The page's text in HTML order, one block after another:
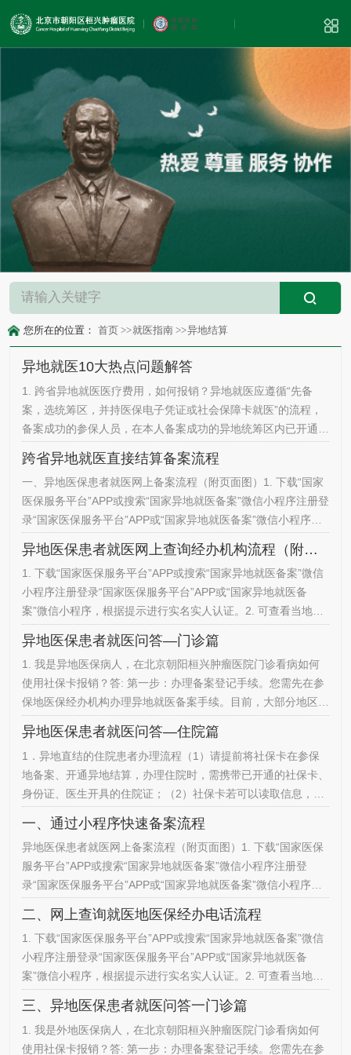
您所在的位置： 首页 >>就医指南 >>异地结算
异地就医10大热点问题解答
1. 跨省异地就医医疗费用，如何报销？异地就医应遵循“先备
案，选统筹区，并持医保电子凭证或社会保障卡就医”的流程，
备案成功的参保人员，在本人备案成功的异地统筹区内已开通跨
保电子凭证或社会保障卡直接结算费用。2. 参保人员如何办理
异地就医备案？参保人员跨省异地就医前，需办理跨省异地就医
备案。备案手续可通过国家医保服务平台APP、国家异地就医备
案小程序或…
跨省异地就医直接结算备案流程
一、异地医保患者就医网上备案流程（附页面图）1. 下载“国家
医保服务平台”APP或搜索“国家异地就医备案”微信小程序注册登
录“国家医保服务平台”APP或“国家异地就医备案”微信小程序，
询打开“国家医保服务平台”APP或“国家异地就医备案”微信小程
序，点击首页在线办理下的“异地备案”进入“异地备案”页面，点
击“异地就医备案操作指南”查询备案流程。3. 跨省异地…
异地医保患者就医网上查询经办机构流程（附页面图）
1. 下载“国家医保服务平台”APP或搜索“国家异地就医备案”微信
小程序注册登录“国家医保服务平台”APP或“国家异地就医备
案”微信小程序，根据提示进行实名实人认证。2. 可查看当地医
异地医保患者就医问答—门诊篇
1. 我是异地医保病人，在北京朝阳桓兴肿瘤医院门诊看病如何
使用社保卡报销？答: 第一步：办理备案登记手续。您需先在参
保地医保经办机构办理异地就医备案手续。目前，大部分地区已
APP”、各地微信公众号、小程序等线上渠道办理备案手续，具
体方式请您咨询参保地医保经办机构。第二步：预约挂号微信公
众号关注“北京朝阳桓兴肿瘤医院医院”预约我院门诊号源。第三
步：取号…
异地医保患者就医问答—住院篇
1．异地直结的住院患者办理流程（1）请提前将社保卡在参保
地备案、开通异地结算，办理住院时，需携带已开通的社保卡、
身份证、医生开具的住院证；（2）社保卡若可以读取信息，按
自费身份进行住院登记，住院期间备案成功后携带社保卡到住院
收费处进行医保登记更改费别。如已出院则无法更改费别，只能
全额结算联系参保地回当地手工报销。2．住院费用手工报销需
要准备哪些资料…
一、通过小程序快速备案流程
异地医保患者就医网上备案流程（附页面图）1. 下载“国家医保
服务平台”APP或搜索“国家异地就医备案”微信小程序注册登
录“国家医保服务平台”APP或“国家异地就医备案”微信小程序，
询打开“国家医保服务平台”APP或“国家异地就医备案”微信小程
序，点击首页在线办理下的“异地备案”进入“异地备案”页面，点
击“异地就医备案操作指南”查询备案流程。3. 跨省异地就医…
二、网上查询就医地医保经办电话流程
1. 下载“国家医保服务平台”APP或搜索“国家异地就医备案”微信
小程序注册登录“国家医保服务平台”APP或“国家异地就医备
案”微信小程序，根据提示进行实名实人认证。2. 可查看当地医
三、异地医保患者就医问答一门诊篇
1. 我是外地医保病人，在北京朝阳桓兴肿瘤医院门诊看病如何
使用社保卡报销？答: 第一步：办理备案登记手续。您需先在参